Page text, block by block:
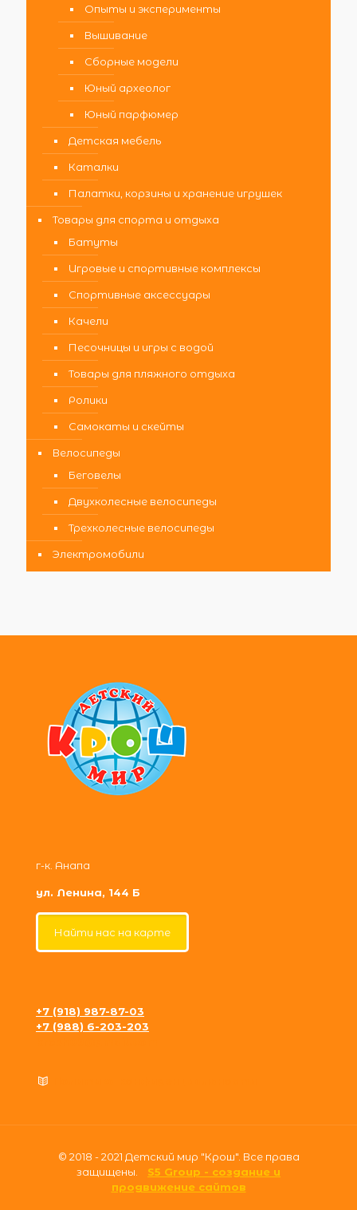
Опыты и эксперименты
Вышивание
Сборные модели
Юный археолог
Юный парфюмер
Детская мебель
Каталки
Палатки, корзины и хранение игрушек
Товары для спорта и отдыха
Батуты
Игровые и спортивные комплексы
Спортивные аксессуары
Качели
Песочницы и игры с водой
Товары для пляжного отдыха
Ролики
Самокаты и скейты
Велосипеды
Беговелы
Двухколесные велосипеды
Трехколесные велосипеды
Электромобили
г-к. Анапа
ул. Ленина, 144 Б
Найти нас на карте
+7 (918) 987-87-03
+7 (988) 6-203-203
© 2018 - 2021 Детский мир "Крош". Все права
защищены. S5 Group - создание и
продвижение сайтов